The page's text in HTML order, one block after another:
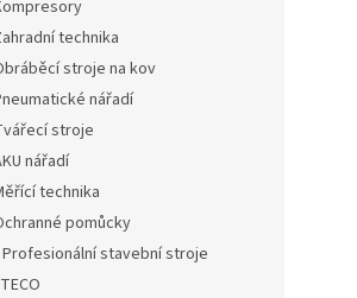
technika
stroje na kov
nářadí
stroje
nářadí
technika
pomůcky
Profesionální stavební stroje